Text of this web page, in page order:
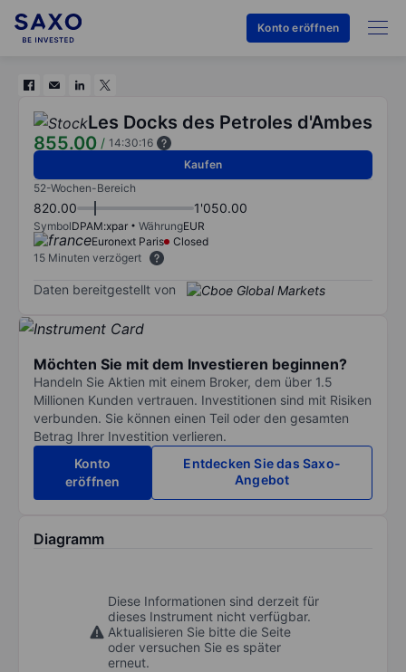
Konto eröffnen
Les Docks des Petroles d'Ambes
855.00 / 14:30:16
Kaufen
52-Wochen-Bereich
820.00 1'050.00
SymbolDPAM:xpar WährungEUR
Euronext Paris
Closed
15 Minuten verzögert
Daten bereitgestellt von
Möchten Sie mit dem Investieren beginnen?
Handeln Sie Aktien mit einem Broker, dem über 1.5
Millionen Kunden vertrauen. Investitionen sind mit Risiken
verbunden. Sie können einen Teil oder den gesamten
Betrag Ihrer Investition verlieren.
Konto
eröffnen
Entdecken Sie das Saxo-
Angebot
Diagramm
Diese Informationen sind derzeit für
dieses Instrument nicht verfügbar.
Aktualisieren Sie bitte die Seite
oder versuchen Sie es später
erneut.